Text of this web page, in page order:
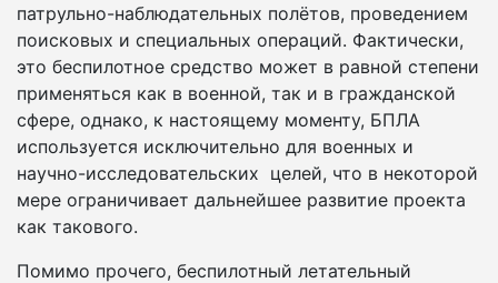
патрульно-наблюдательных полётов, проведением
поисковых и специальных операций. Фактически,
это беспилотное средство может в равной степени
применяться как в военной, так и в гражданской
сфере, однако, к настоящему моменту, БПЛА
используется исключительно для военных и
научно-исследовательских целей, что в некоторой
мере ограничивает дальнейшее развитие проекта
как такового.
Помимо прочего, беспилотный летательный